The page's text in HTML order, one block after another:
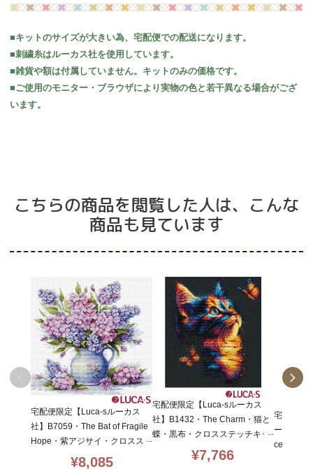
■キットのサイズが大きい為、宅配便での配送になります。
■刺繍糸はルーカス社を使用しています。
■雑貨や額は付属していません。キットのみの価格です。
■ご使用のモニター・ブラウザにより実物の色と若干異なる場合がござ
います。
こちらの商品を閲覧した人は、こんな
商品も見ています
宅配便限定【Luca-sルーカス
社】B7059・The Bat of Fragile
Hope・紫アジサイ・クロスス
テッチキット・16CT・31×29・
LUCA-S社糸
¥8,085
宅配便限定【Luca-sルーカス
社】B1432・The Charm・猫と
蝶・黒布・クロスステッチキッ
ト・14CT・25×30・LUCA-S社
¥7,766
宅配便限
ーカス社
cent・ラ